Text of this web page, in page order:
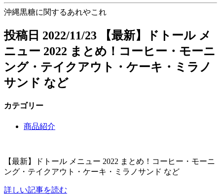
沖縄黒糖に関するあれやこれ
投稿日 2022/11/23 【最新】ドトール メ
ニュー 2022 まとめ！コーヒー・モーニ
ング・テイクアウト・ケーキ・ミラノ
サンド など
カテゴリー
商品紹介
【最新】ドトール メニュー 2022 まとめ！コーヒー・モーニ
ング・テイクアウト・ケーキ・ミラノサンド など
詳しい記事を読む